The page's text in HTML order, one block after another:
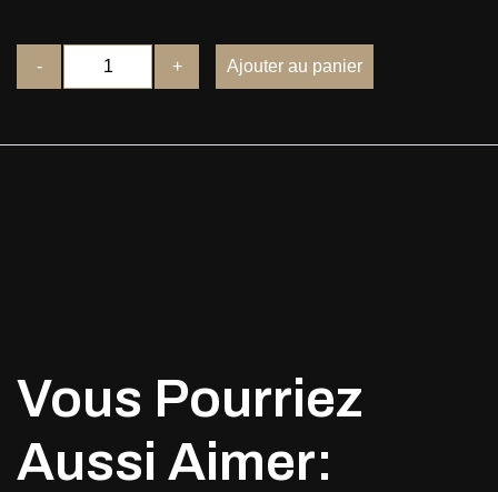
- + Ajouter au panier
Vous Pourriez
Aussi Aimer: